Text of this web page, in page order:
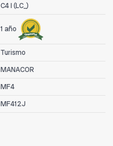
C4 I (LC_)
1 año
Turismo
MANACOR
MF4
MF412J